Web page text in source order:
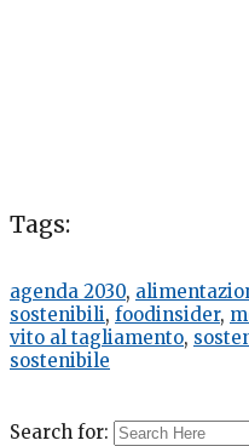
Tags:
agenda 2030,
sostenibili, foodinsider,
vito al tagliamento,
sostenibile
Search for: